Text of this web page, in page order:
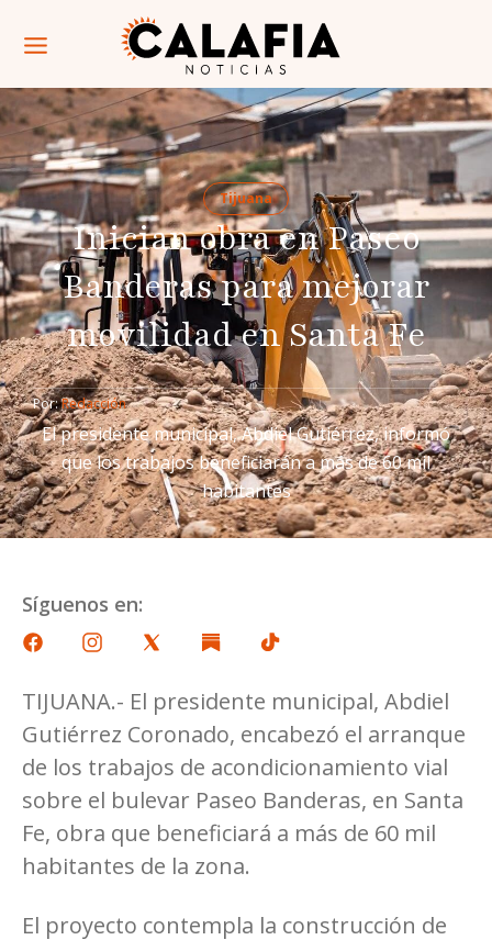
Tijuana
Inician obra en Paseo
Banderas para mejorar
movilidad en Santa Fe
Por: Redacción
El presidente municipal, Abdiel Gutiérrez, informó
que los trabajos beneficiarán a más de 60 mil
habitantes
Síguenos en:
TIJUANA.- El presidente municipal, Abdiel
Gutiérrez Coronado, encabezó el arranque
de los trabajos de acondicionamiento vial
sobre el bulevar Paseo Banderas, en Santa
Fe, obra que beneficiará a más de 60 mil
habitantes de la zona.
El proyecto contempla la construcción de